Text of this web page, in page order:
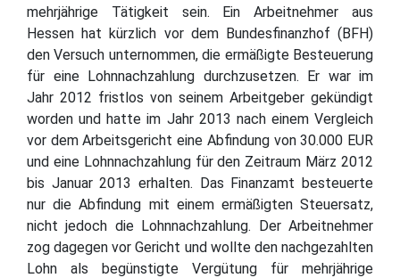
mehrjährige Tätigkeit sein. Ein Arbeitnehmer aus
Hessen hat kürzlich vor dem Bundesfinanzhof (BFH)
den Versuch unternommen, die ermäßigte Besteuerung
für eine Lohnnachzahlung durchzusetzen. Er war im
Jahr 2012 fristlos von seinem Arbeitgeber gekündigt
worden und hatte im Jahr 2013 nach einem Vergleich
vor dem Arbeitsgericht eine Abfindung von 30.000 EUR
und eine Lohnnachzahlung für den Zeitraum März 2012
bis Januar 2013 erhalten. Das Finanzamt besteuerte
nur die Abfindung mit einem ermäßigten Steuersatz,
nicht jedoch die Lohnnachzahlung. Der Arbeitnehmer
zog dagegen vor Gericht und wollte den nachgezahlten
Lohn als begünstigte Vergütung für mehrjährige